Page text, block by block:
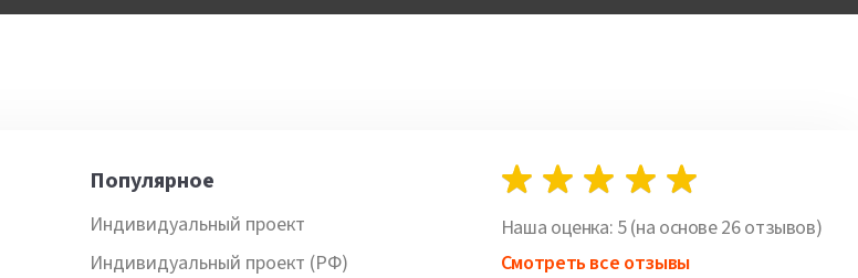
Популярное
Индивидуальный проект
Индивидуальный проект (РФ)
Наша оценка: 5(на основе26отзывов)
Смотреть все отзывы